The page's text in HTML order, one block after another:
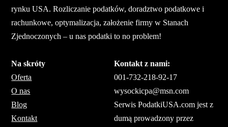
Na skróty
Oferta
O nas
Blog
Kontakt
Kontakt z nami:
001-732-218-92-17
wysockicpa@msn.com
Serwis PodatkiUSA.com jest z
dumą prowadzony przez
rynku USA. Rozliczanie podatków, doradztwo podatkowe i
rachunkowe, optymalizacja, założenie firmy w Stanach
Zjednoczonych – u nas podatki to no problem!